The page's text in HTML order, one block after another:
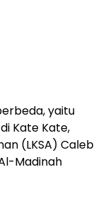
yaitu
Kate Kate,
(LKSA) Caleb
Madinah